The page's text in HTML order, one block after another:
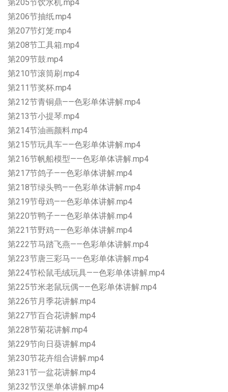
第205节饮水机.mp4
第206节抽纸.mp4
第207节灯笼.mp4
第208节工具箱.mp4
第209节鼓.mp4
第210节滚筒刷.mp4
第211节奖杯.mp4
第212节青铜鼎——色彩单体讲解.mp4
第213节小提琴.mp4
第214节油画颜料.mp4
第215节玩具车——色彩单体讲解.mp4
第216节帆船模型——色彩单体讲解.mp4
第217节鸽子——色彩单体讲解.mp4
第218节绿头鸭——色彩单体讲解.mp4
第219节母鸡——色彩单体讲解.mp4
第220节鸭子——色彩单体讲解.mp4
第221节野鸡——色彩单体讲解.mp4
第222节马踏飞燕——色彩单体讲解.mp4
第223节唐三彩马——色彩单体讲解.mp4
第224节松鼠毛绒玩具——色彩单体讲解.mp4
第225节米老鼠玩偶——色彩单体讲解.mp4
第226节月季花讲解.mp4
第227节百合花讲解.mp4
第228节菊花讲解.mp4
第229节向日葵讲解.mp4
第230节花卉组合讲解.mp4
第231节一盆花讲解.mp4
第232节汉堡单体讲解.mp4